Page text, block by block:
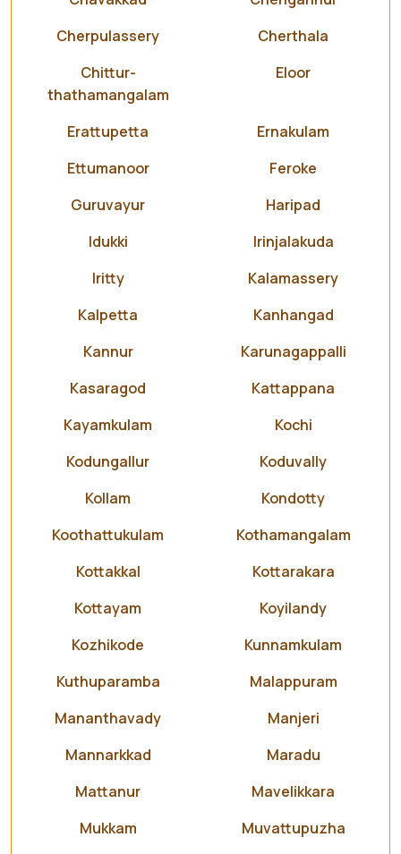
Cherpulassery
Cherthala
Chittur-
thathamangalam
Eloor
Erattupetta
Ernakulam
Ettumanoor
Feroke
Guruvayur
Haripad
Idukki
Irinjalakuda
Iritty
Kalamassery
Kalpetta
Kanhangad
Kannur
Karunagappalli
Kasaragod
Kattappana
Kayamkulam
Kochi
Kodungallur
Koduvally
Kollam
Kondotty
Koothattukulam
Kothamangalam
Kottakkal
Kottarakara
Kottayam
Koyilandy
Kozhikode
Kunnamkulam
Kuthuparamba
Malappuram
Mananthavady
Manjeri
Mannarkkad
Maradu
Mattanur
Mavelikkara
Mukkam
Muvattupuzha